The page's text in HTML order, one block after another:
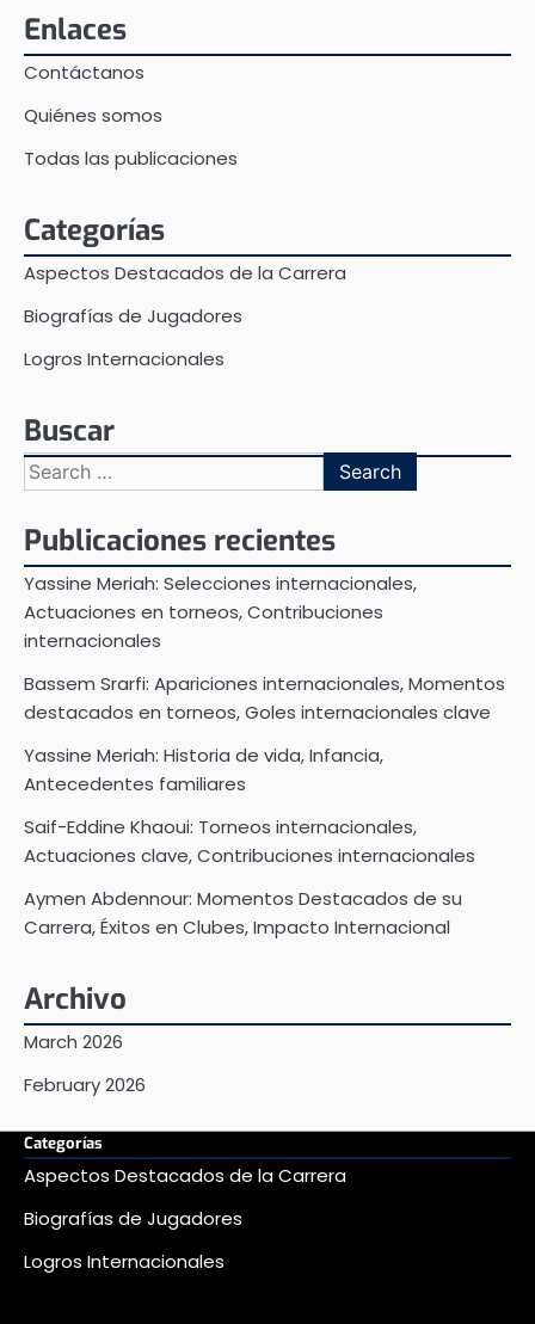
Enlaces
Contáctanos
Quiénes somos
Todas las publicaciones
Categorías
Aspectos Destacados de la Carrera
Biografías de Jugadores
Logros Internacionales
Buscar
Search
for:
Publicaciones recientes
Yassine Meriah: Selecciones internacionales,
Actuaciones en torneos, Contribuciones
internacionales
Bassem Srarfi: Apariciones internacionales, Momentos
destacados en torneos, Goles internacionales clave
Yassine Meriah: Historia de vida, Infancia,
Antecedentes familiares
Saif-Eddine Khaoui: Torneos internacionales,
Actuaciones clave, Contribuciones internacionales
Aymen Abdennour: Momentos Destacados de su
Carrera, Éxitos en Clubes, Impacto Internacional
Archivo
March 2026
February 2026
Categorías
Aspectos Destacados de la Carrera
Biografías de Jugadores
Logros Internacionales